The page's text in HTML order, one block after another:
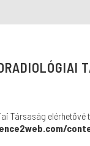
Társaság